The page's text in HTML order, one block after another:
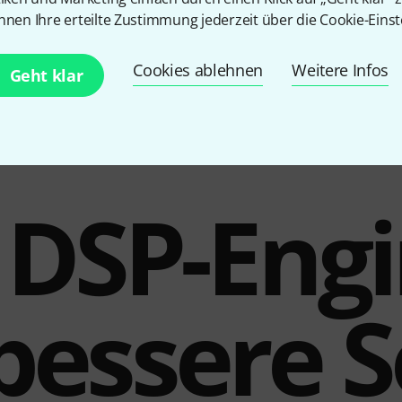
Ihre erteilte Zustimmung jederzeit über die Cookie-
Geht klar Cookies ablehnen Weitere Infos
Line Out Ja
Inkl. Netzteil Ja